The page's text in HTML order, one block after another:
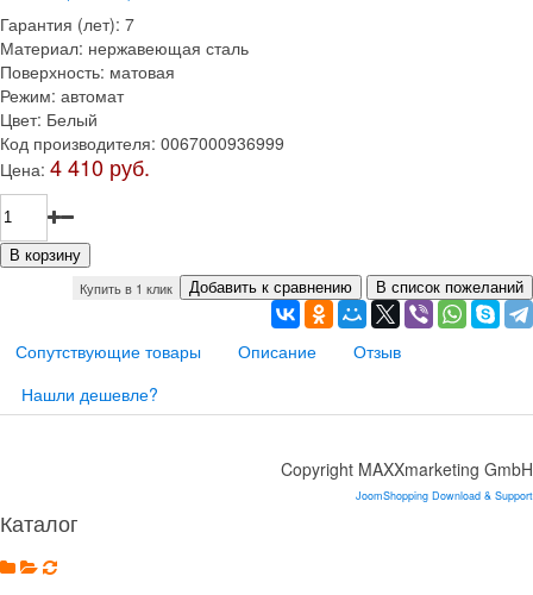
Гарантия (лет): 7
Материал: нержавеющая сталь
Поверхность: матовая
Режим: автомат
Цвет: Белый
Код производителя: 0067000936999
Цена: 4 410 руб.
Купить в 1 клик
Сопутствующие товары Описание
Отзыв
Нашли дешевле?
Copyright MAXXmarketing GmbH
JoomShopping Download & Support
Каталог